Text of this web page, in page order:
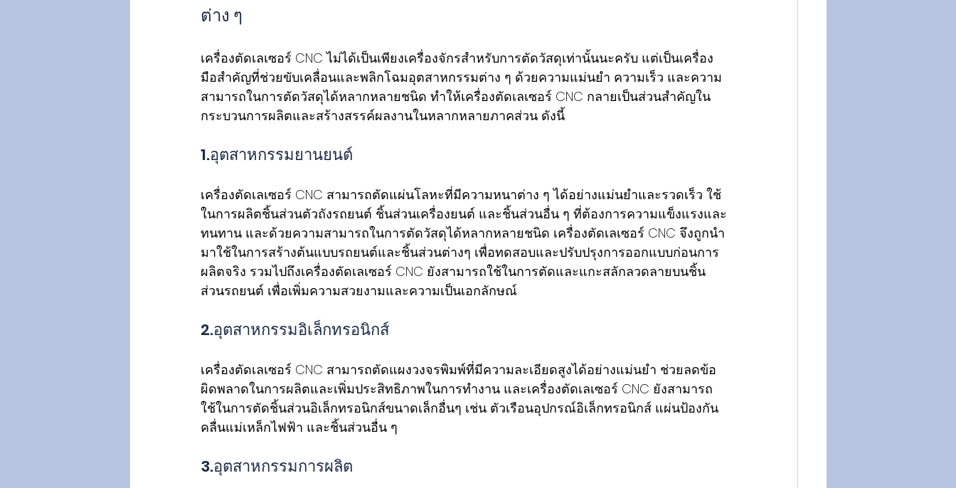
ต่าง ๆ
เครื่องตัดเลเซอร์ CNC ไม่ได้เป็นเพียงเครื่องจักรสำหรับการตัดวัสดุเท่านั้นนะครับ แต่เป็นเครื่อง
มือสำคัญที่ช่วยขับเคลื่อนและพลิกโฉมอุตสาหกรรมต่าง ๆ ด้วยความแม่นยำ ความเร็ว และความ
สามารถในการตัดวัสดุได้หลากหลายชนิด ทำให้เครื่องตัดเลเซอร์ CNC กลายเป็นส่วนสำคัญใน
กระบวนการผลิตและสร้างสรรค์ผลงานในหลากหลายภาคส่วน ดังนี้
1.อุตสาหกรรมยานยนต์
เครื่องตัดเลเซอร์ CNC สามารถตัดแผ่นโลหะที่มีความหนาต่าง ๆ ได้อย่างแม่นยำและรวดเร็ว ใช้
ในการผลิตชิ้นส่วนตัวถังรถยนต์ ชิ้นส่วนเครื่องยนต์ และชิ้นส่วนอื่น ๆ ที่ต้องการความแข็งแรงและ
ทนทาน และด้วยความสามารถในการตัดวัสดุได้หลากหลายชนิด เครื่องตัดเลเซอร์ CNC จึงถูกนำ
มาใช้ในการสร้างต้นแบบรถยนต์และชิ้นส่วนต่างๆ เพื่อทดสอบและปรับปรุงการออกแบบก่อนการ
ผลิตจริง รวมไปถึงเครื่องตัดเลเซอร์ CNC ยังสามารถใช้ในการตัดและแกะสลักลวดลายบนชิ้น
ส่วนรถยนต์ เพื่อเพิ่มความสวยงามและความเป็นเอกลักษณ์
2.อุตสาหกรรมอิเล็กทรอนิกส์
เครื่องตัดเลเซอร์ CNC สามารถตัดแผงวงจรพิมพ์ที่มีความละเอียดสูงได้อย่างแม่นยำ ช่วยลดข้อ
ผิดพลาดในการผลิตและเพิ่มประสิทธิภาพในการทำงาน และเครื่องตัดเลเซอร์ CNC ยังสามารถ
ใช้ในการตัดชิ้นส่วนอิเล็กทรอนิกส์ขนาดเล็กอื่นๆ เช่น ตัวเรือนอุปกรณ์อิเล็กทรอนิกส์ แผ่นป้องกัน
คลื่นแม่เหล็กไฟฟ้า และชิ้นส่วนอื่น ๆ
3.อุตสาหกรรมการผลิต